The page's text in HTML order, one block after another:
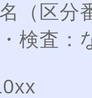
（区分
検査：